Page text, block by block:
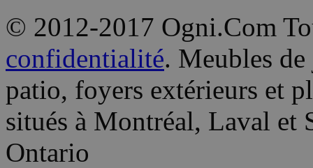
© 2012-2017 Ogni.Com
confidentialité. Meubles
patio, foyers extérieurs et
situés à Montréal, Laval et
Ontario